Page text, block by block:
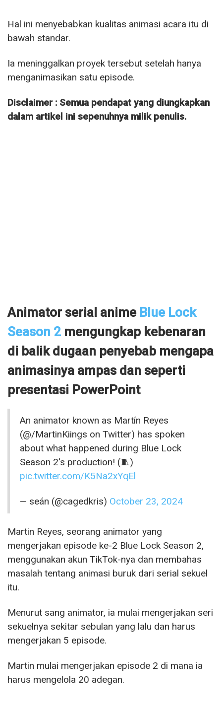
Hal ini menyebabkan kualitas animasi acara itu di
bawah standar.
Ia meninggalkan proyek tersebut setelah hanya
menganimasikan satu episode.
Disclaimer : Semua pendapat yang diungkapkan
dalam artikel ini sepenuhnya milik penulis.
Animator serial anime Blue Lock
Season 2 mengungkap kebenaran
di balik dugaan penyebab mengapa
animasinya ampas dan seperti
presentasi PowerPoint
An animator known as Martín Reyes
(@/MartinKiings on Twitter) has spoken
about what happened during Blue Lock
Season 2's production! (🧵)
pic.twitter.com/K5Na2xYqEl
— seán (@cagedkris) October 23, 2024
Martin Reyes, seorang animator yang
mengerjakan episode ke-2 Blue Lock Season 2,
menggunakan akun TikTok-nya dan membahas
masalah tentang animasi buruk dari serial sekuel
itu.
Menurut sang animator, ia mulai mengerjakan seri
sekuelnya sekitar sebulan yang lalu dan harus
mengerjakan 5 episode.
Martin mulai mengerjakan episode 2 di mana ia
harus mengelola 20 adegan.